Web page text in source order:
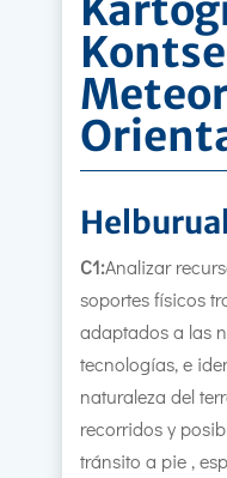
C1:Analizar
soportes físicos
adaptados a las
tecnologías, e
naturaleza del
recorridos y
tránsito a pie ,